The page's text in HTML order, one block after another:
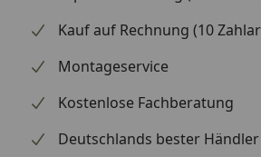
Kauf auf Rechnung (10
Montageservice
Kostenlose Fachberatung
Deutschlands bester Händler